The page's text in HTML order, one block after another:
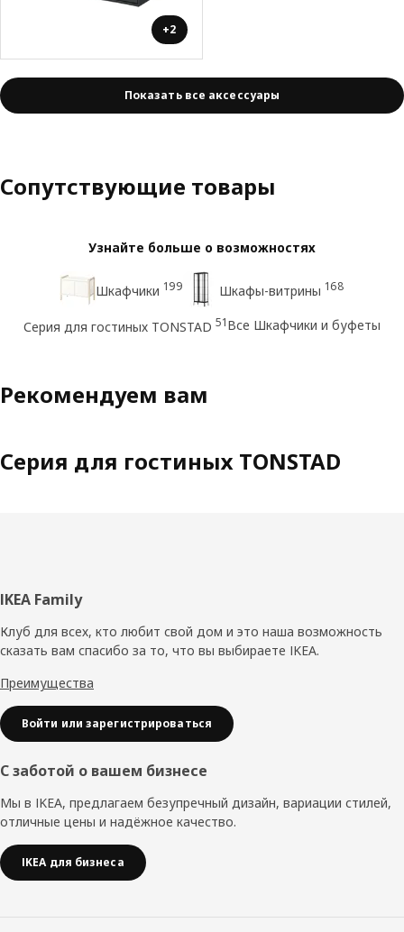
+2
Показать все аксессуары
Сопутствующие товары
Узнайте больше о возможностях
Шкафчики 199 Шкафы-витрины 168
Серия для гостиных TONSTAD 51Все Шкафчики и буфеты
Рекомендуем вам
Серия для гостиных TONSTAD
Нижний
колонтитул
IKEA Family
Клуб для всех, кто любит свой дом и это наша возможность
сказать вам спасибо за то, что вы выбираете IKEA.
Преимущества
Войти или зарегистрироваться
С заботой о вашем бизнесе
Мы в IKEA, предлагаем безупречный дизайн, вариации стилей,
отличные цены и надёжное качество.
IKEA для бизнеса